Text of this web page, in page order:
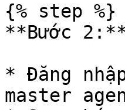
{% step %}
**Bước
* Đăng
master